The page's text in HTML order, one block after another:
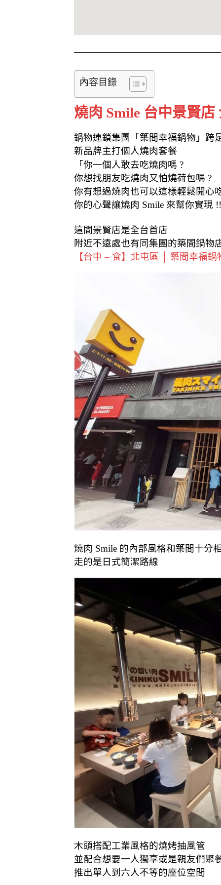
內容目錄
燒肉 Smile 台中景賢店
鍋物連鎖集團「築間幸福鍋物」跨
新品牌主打個人燒肉套餐
「你一個人敢去吃燒肉嗎 ?
你想找朋友吃燒肉又怕燒荷包嗎 ?
你有想過燒肉也可以這樣輕鬆開心
你的心聲讓燒肉 Smile 來幫你實現
這間景賢店是全台首店
附近不遠處也有同集團的築間鍋物
【台中 – 食】北屯區 │ 築間幸福鍋
燒肉 Smile 的內部風格和築間十分
走的是日式簡潔路線
木頭搭配工業風格的燒烤抽風管
並配合想要一人獨享或是親友們聚
推出單人到六人不等的座位空間